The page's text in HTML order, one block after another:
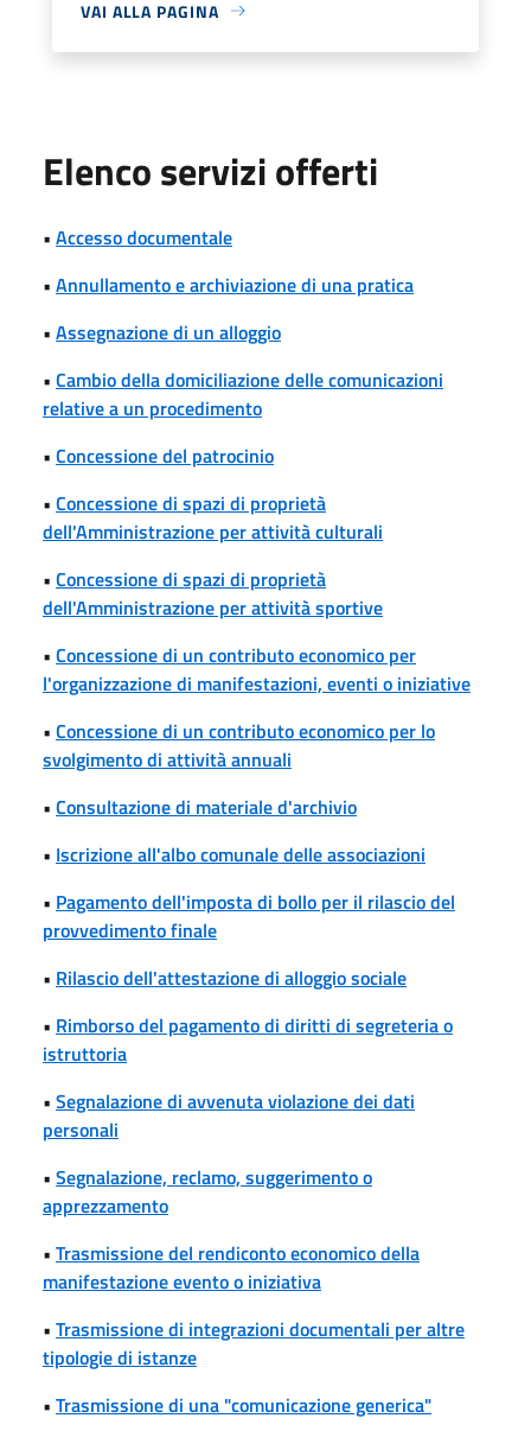
VAI ALLA PAGINA
Elenco servizi offerti
• Accesso documentale
• Annullamento e archiviazione di una pratica
• Assegnazione di un alloggio
• Cambio della domiciliazione delle comunicazioni
relative a un procedimento
• Concessione del patrocinio
• Concessione di spazi di proprietà
dell'Amministrazione per attività culturali
• Concessione di spazi di proprietà
dell'Amministrazione per attività sportive
• Concessione di un contributo economico per
l'organizzazione di manifestazioni, eventi o iniziative
• Concessione di un contributo economico per lo
svolgimento di attività annuali
• Consultazione di materiale d'archivio
• Iscrizione all'albo comunale delle associazioni
• Pagamento dell'imposta di bollo per il rilascio del
provvedimento finale
• Rilascio dell'attestazione di alloggio sociale
• Rimborso del pagamento di diritti di segreteria o
istruttoria
• Segnalazione di avvenuta violazione dei dati
personali
• Segnalazione, reclamo, suggerimento o
apprezzamento
• Trasmissione del rendiconto economico della
manifestazione evento o iniziativa
• Trasmissione di integrazioni documentali per altre
tipologie di istanze
• Trasmissione di una "comunicazione generica"